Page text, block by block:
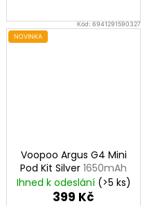
Kód:6941291590327
NOVINKA
Voopoo Argus G4 Mini
Pod Kit Silver 1650mAh
Ihned k odeslání (>5 ks)
399 Kč